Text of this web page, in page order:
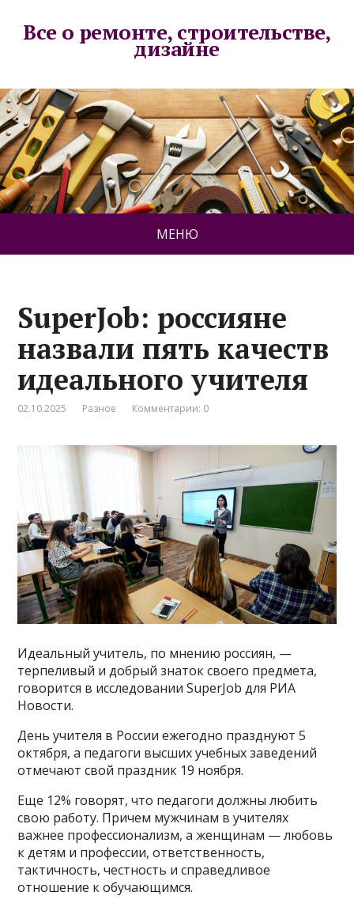
Все о ремонте, строительстве,
дизайне
МЕНЮ
SuperJob: россияне
назвали пять качеств
идеального учителя
02.10.2025 Разное Комментарии: 0
Идеальный учитель, по мнению россиян, —
терпеливый и добрый знаток своего предмета,
говорится в исследовании SuperJob для РИА
Новости.
День учителя в России ежегодно празднуют 5
октября, а педагоги высших учебных заведений
отмечают свой праздник 19 ноября.
Еще 12% говорят, что педагоги должны любить
свою работу. Причем мужчинам в учителях
важнее профессионализм, а женщинам — любовь
к детям и профессии, ответственность,
тактичность, честность и справедливое
отношение к обучающимся.